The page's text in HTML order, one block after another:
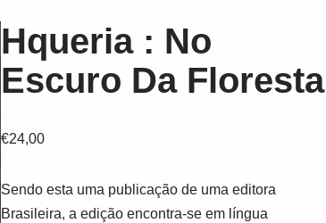
Hqueria : No
Escuro Da Floresta
€24,00
Sendo esta uma publicação de uma editora
Brasileira, a edição encontra-se em língua